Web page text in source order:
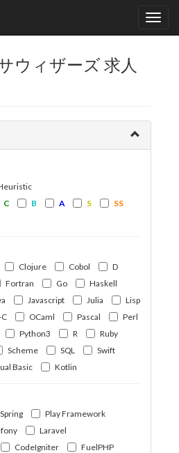
ウィザーズ 求人
C B A S
SS
Clojure Cobol
D
Fortran Go
Haskell
Javascript Julia
Lisp
OCaml Pascal
Perl
Python3 R
Ruby
Scheme SQL
Swift
Basic Kotlin
Spring
Play Framework
Laravel
CodeIgniter
FuelPHP